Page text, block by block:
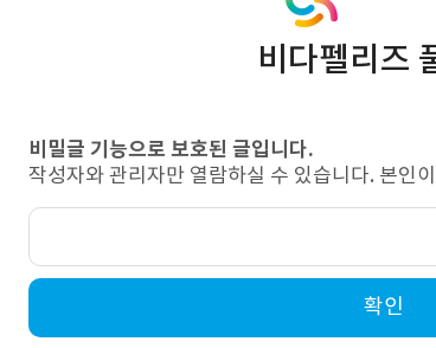
비다펠리즈
비밀글 기능으로 보호된 글입니다.
작성자와 관리자만 열람하실 수 있습니다. 본인
확인